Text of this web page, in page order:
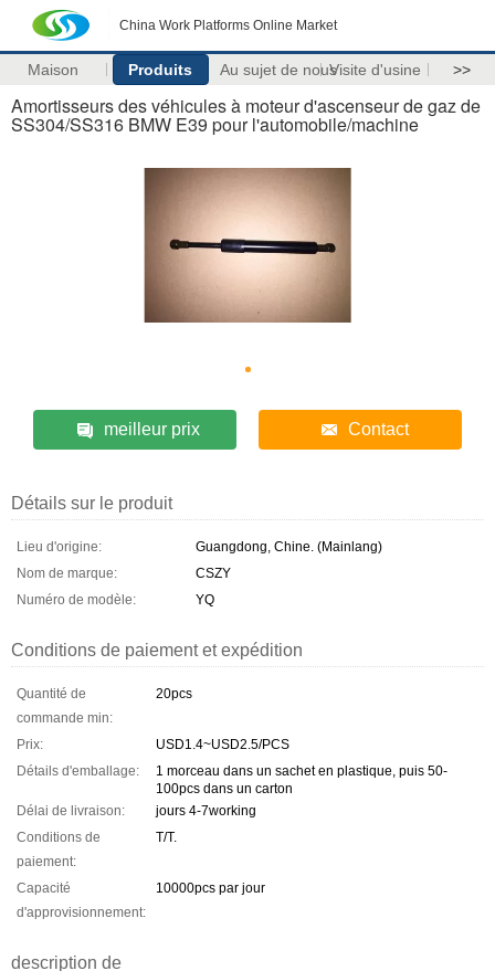
China Work Platforms Online Market
Maison Produits Au sujet de nousVisite d'usine >>
Amortisseurs des véhicules à moteur d'ascenseur de gaz de
SS304/SS316 BMW E39 pour l'automobile/machine
meilleur prix Contact
Détails sur le produit
Lieu d'origine:
Guangdong, Chine. (Mainlang)
Nom de marque:
CSZY
Numéro de modèle:
YQ
Conditions de paiement et expédition
Quantité de
commande min:
20pcs
Prix:
USD1.4~USD2.5/PCS
Détails d'emballage:
1 morceau dans un sachet en plastique, puis 50-
100pcs dans un carton
Délai de livraison:
jours 4-7working
Conditions de
paiement:
T/T.
Capacité
d'approvisionnement:
10000pcs par jour
description de